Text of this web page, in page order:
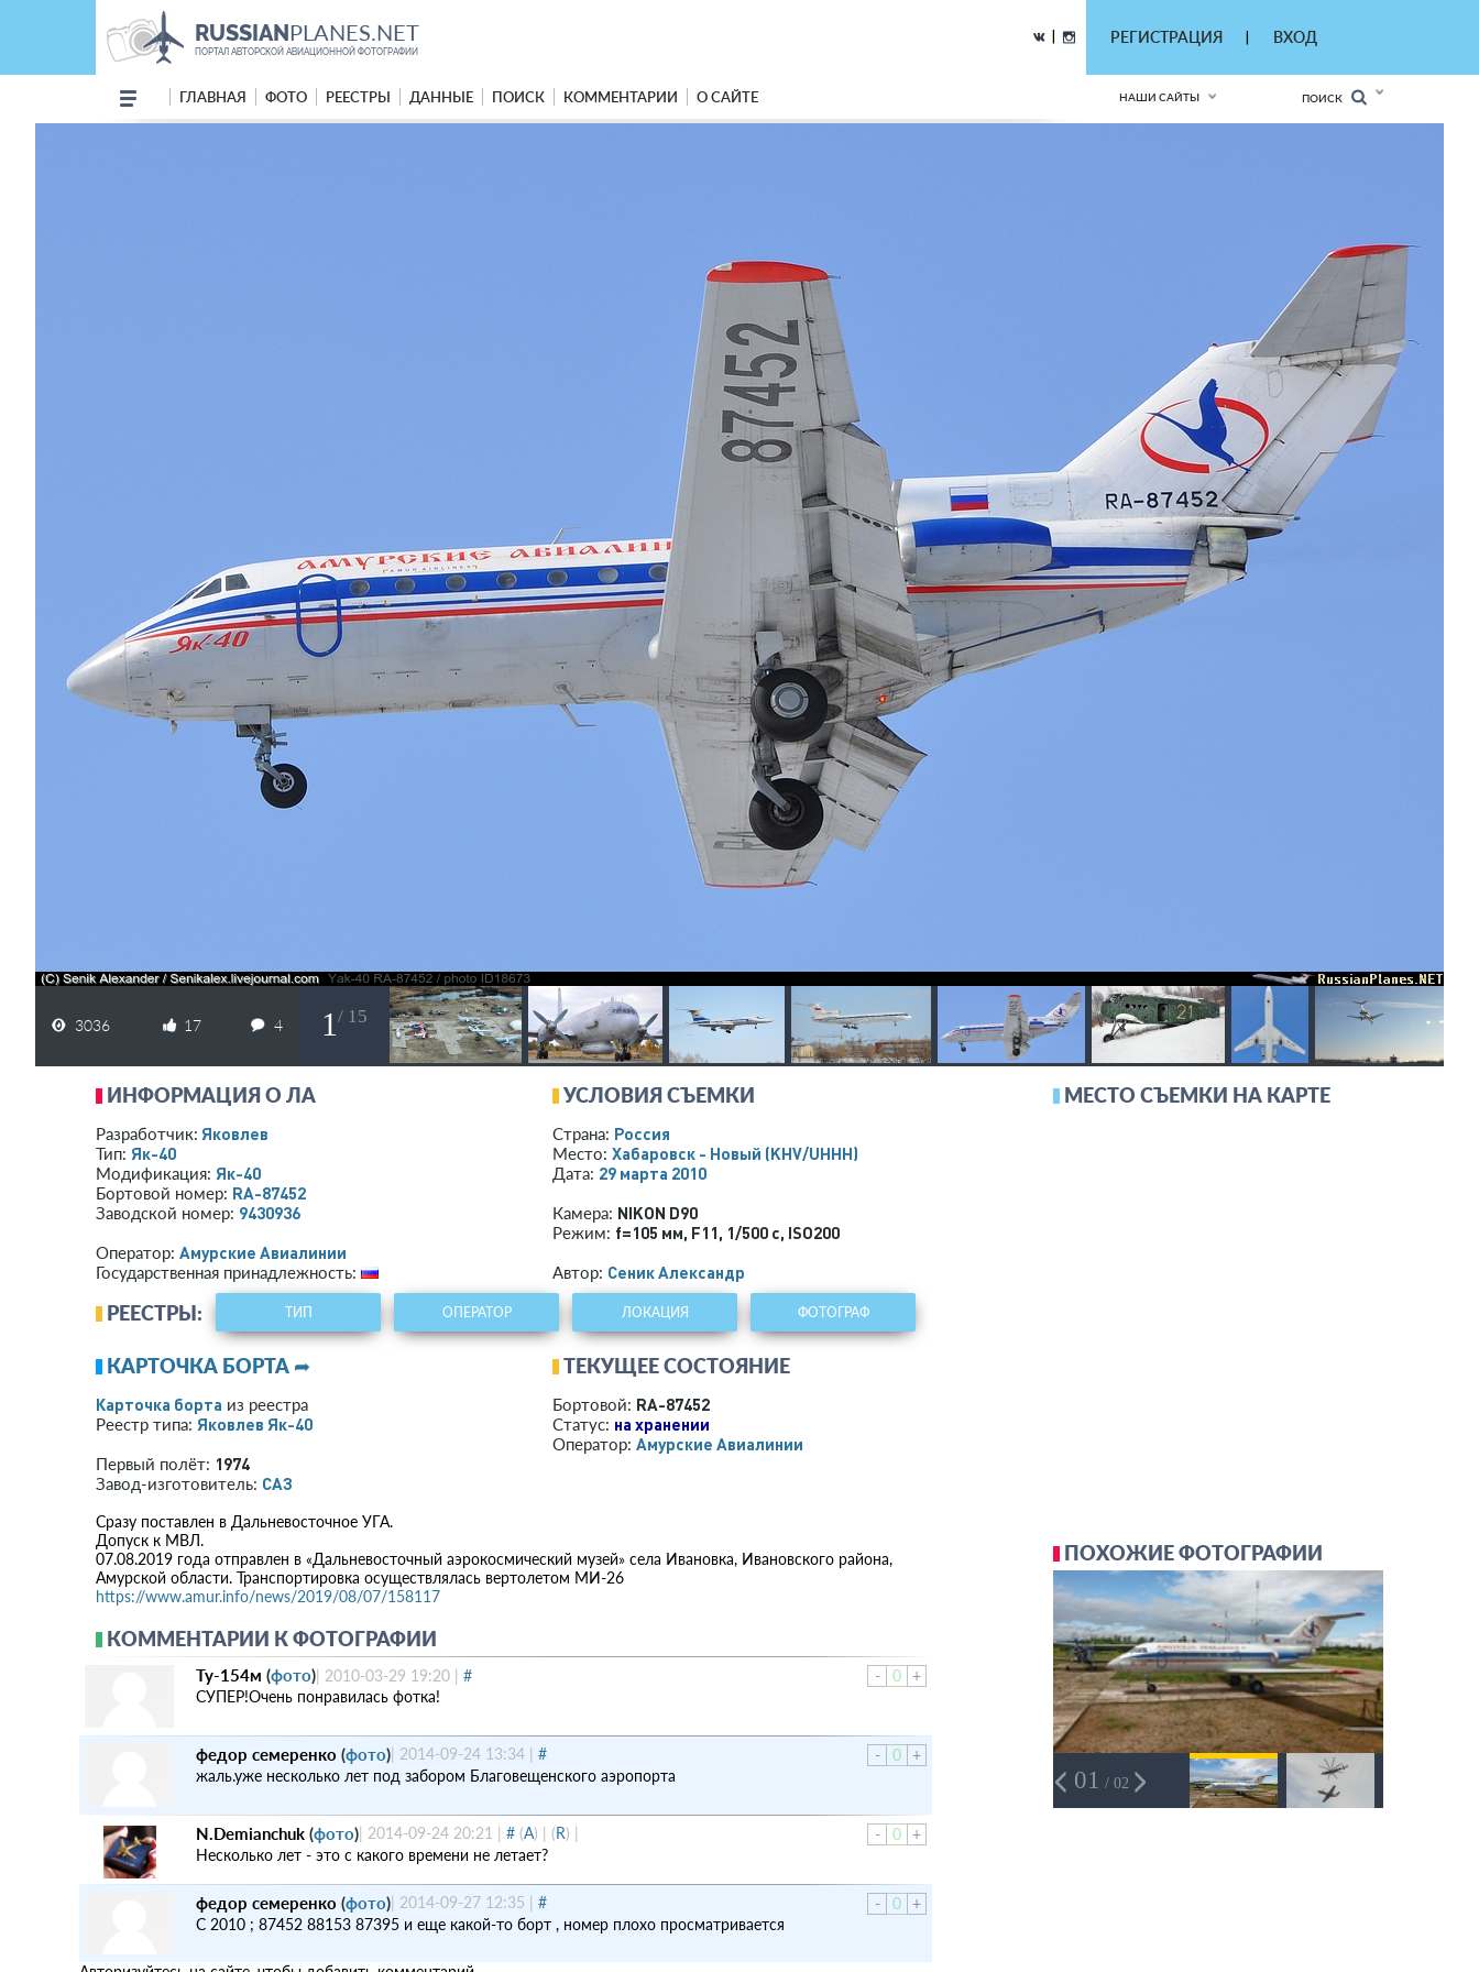
RUSSIANPLANES.NET
ПОРТАЛ АВТОРСКОЙ АВИАЦИОННОЙ ФОТОГРАФИИ
РЕГИСТРАЦИЯ ВХОД
ГЛАВНАЯ ФОТО РЕЕСТРЫ ДАННЫЕ ПОИСК КОММЕНТАРИИ О САЙТЕ НАШИ САЙТЫ ПОИСК
3036 17 4 1 / 15
ИНФОРМАЦИЯ О ЛА
Разработчик: Яковлев
Тип: Як-40
Модификация: Як-40
Бортовой номер: RA-87452
Заводской номер: 9430936
Оператор: Амурские Авиалинии
Государственная принадлежность:
УСЛОВИЯ СЪЕМКИ
Страна: Россия
Место: Хабаровск - Новый (KHV/UHHH)
Дата: 29 марта 2010
Камера: NIKON D90
Режим: f=105 мм, F11, 1/500 с, ISO200
Автор: Сеник Александр
РЕЕСТРЫ: ТИП ОПЕРАТОР ЛОКАЦИЯ ФОТОГРАФ
КАРТОЧКА БОРТА ➦
Карточка борта из реестра
Реестр типа: Яковлев Як-40
Первый полёт: 1974
Завод-изготовитель: САЗ
ТЕКУЩЕЕ СОСТОЯНИЕ
Бортовой: RA-87452
Статус: на хранении
Оператор: Амурские Авиалинии
Сразу поставлен в Дальневосточное УГА.
Допуск к МВЛ.
07.08.2019 года отправлен в «Дальневосточный аэрокосмический музей» села Ивановка, Ивановского района,
Амурской области. Транспортировка осуществлялась вертолетом МИ-26
https://www.amur.info/news/2019/08/07/158117
КОММЕНТАРИИ К ФОТОГРАФИИ
- 0 +
Ту-154м (фото)| 2010-03-29 19:20 | #
СУПЕР!Очень понравилась фотка!
- 0 +
федор семеренко (фото)| 2014-09-24 13:34 | #
жаль.уже несколько лет под забором Благовещенского аэропорта
- 0 +
N.Demianchuk (фото)| 2014-09-24 20:21 | # (A) | (R) |
Несколько лет - это с какого времени не летает?
- 0 +
федор семеренко (фото)| 2014-09-27 12:35 | #
С 2010 ; 87452 88153 87395 и еще какой-то борт , номер плохо просматривается
МЕСТО СЪЕМКИ НА КАРТЕ
ПОХОЖИЕ ФОТОГРАФИИ
01 / 02